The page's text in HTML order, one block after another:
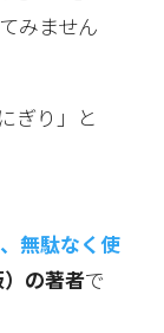
みません
ぎり」と
無駄なく使
）の著者で